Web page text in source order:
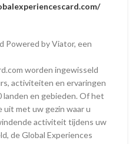
Powered by Viator, een
worden ingewisseld
activiteiten en ervaringen
landen en gebieden. Of het
uit met uw gezin waar u
activiteit tijdens uw
de Global Experiences